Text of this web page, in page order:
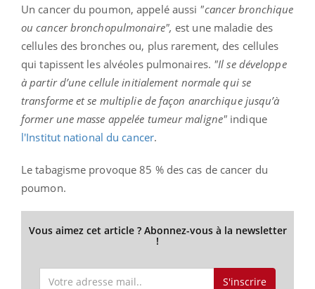
Un cancer du poumon, appelé aussi "cancer bronchique
ou cancer bronchopulmonaire", est une maladie des
cellules des bronches ou, plus rarement, des cellules
qui tapissent les alvéoles pulmonaires. "Il se développe
à partir d’une cellule initialement normale qui se
transforme et se multiplie de façon anarchique jusqu’à
former une masse appelée tumeur maligne" indique
l'Institut national du cancer.
Le tabagisme provoque 85 % des cas de cancer du
poumon.
Vous aimez cet article ? Abonnez-vous à la newsletter
!
S'inscrire